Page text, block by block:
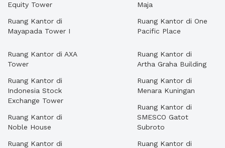
Equity Tower
Ruang Kantor di
Mayapada Tower I
Maja
Ruang Kantor di One
Pacific Place
Ruang Kantor di AXA
Tower
Ruang Kantor di
Indonesia Stock
Exchange Tower
Ruang Kantor di
Noble House
Ruang Kantor di
Ruang Kantor di
Artha Graha Building
Ruang Kantor di
Menara Kuningan
Ruang Kantor di
SMESCO Gatot
Subroto
Ruang Kantor di